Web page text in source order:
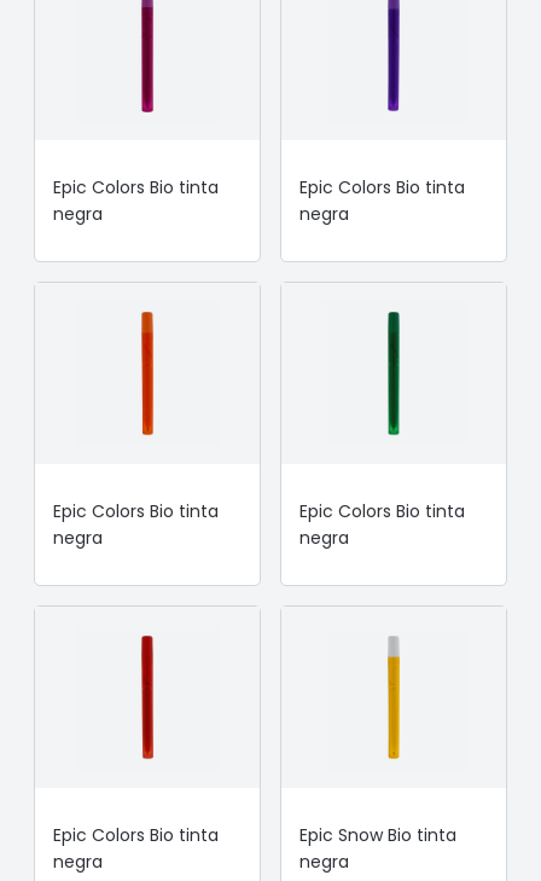
Epic Colors Bio tinta
negra
Epic Colors Bio tinta
negra
Epic Colors Bio tinta
negra
Epic Colors Bio tinta
negra
Epic Colors Bio tinta
negra
Epic Snow Bio tinta
negra